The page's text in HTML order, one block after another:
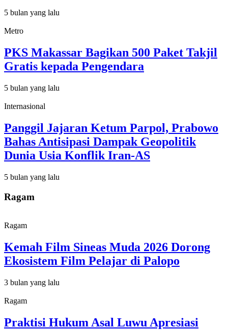
5 bulan yang lalu
Metro
PKS Makassar Bagikan 500 Paket Takjil
Gratis kepada Pengendara
5 bulan yang lalu
Internasional
Panggil Jajaran Ketum Parpol, Prabowo
Bahas Antisipasi Dampak Geopolitik
Dunia Usia Konflik Iran-AS
5 bulan yang lalu
Ragam
Ragam
Kemah Film Sineas Muda 2026 Dorong
Ekosistem Film Pelajar di Palopo
3 bulan yang lalu
Ragam
Praktisi Hukum Asal Luwu Apresiasi